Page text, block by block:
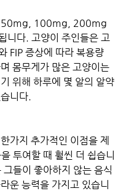
50mg, 100mg, 200mg
니다. 고양이 주인들은 고
FIP 증상에 따라 복용량
몸무게가 많은 고양이는
위해 하루에 몇 알의 알약
니다.
가지 추가적인 이점을 제
투여할 때 훨씬 더 쉽습니
그들이 좋아하지 않는 음식
운 능력을 가지고 있습니